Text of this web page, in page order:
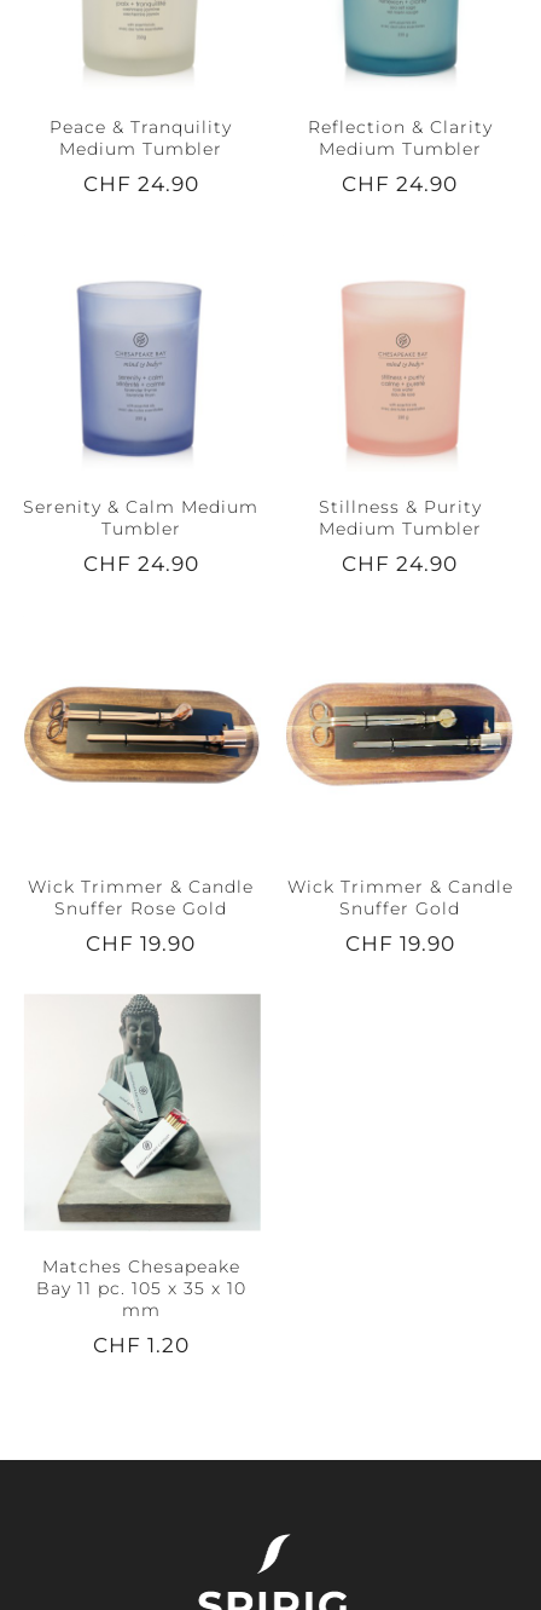
Peace & Tranquility
Medium Tumbler
CHF 24.90
Reflection & Clarity
Medium Tumbler
CHF 24.90
Serenity & Calm Medium
Tumbler
CHF 24.90
Stillness & Purity
Medium Tumbler
CHF 24.90
Wick Trimmer & Candle
Snuffer Rose Gold
CHF 19.90
Wick Trimmer & Candle
Snuffer Gold
CHF 19.90
Matches Chesapeake
Bay 11 pc. 105 x 35 x 10
mm
CHF 1.20